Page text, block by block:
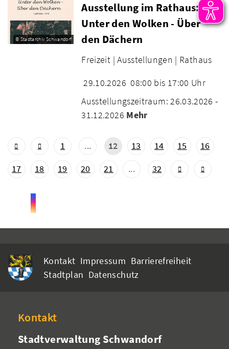
© Stadtarchiv Schwandorf
Ausstellung im Rathaus:
Unter den Wolken - Über
den Dächern
Freizeit | Ausstellungen | Rathaus
29.10.2026 08:00 bis 17:00 Uhr
Ausstellungszeitraum: 26.03.2026 -
31.12.2026 Mehr
1 ... 12 13 14 15
16
17
18 19 20 21 ... 32
Kontakt Impressum Barrierefreiheit
Stadtplan Datenschutz
Kontakt
Stadtverwaltung Schwandorf